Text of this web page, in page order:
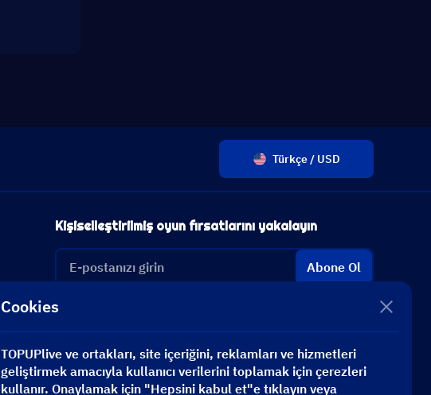
Türkçe / USD
Kişiselleştirilmiş oyun fırsatlarını yakalayın
Abone Ol
Cookies
TOPUPlive ve ortakları, site içeriğini, reklamları ve hizmetleri
geliştirmek amacıyla kullanıcı verilerini toplamak için çerezleri
kullanır. Onaylamak için "Hepsini kabul et"e tıklayın veya